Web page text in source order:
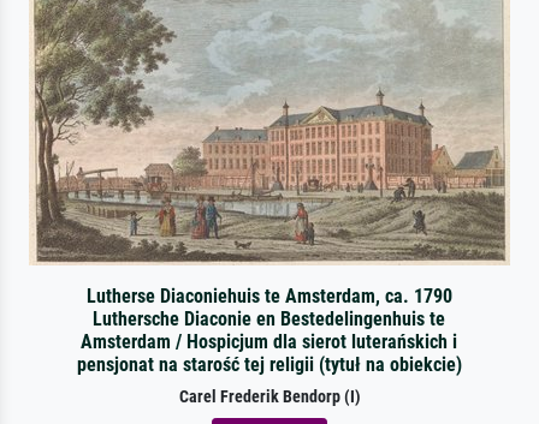
Lutherse Diaconiehuis te Amsterdam, ca. 1790
Luthersche Diaconie en Bestedelingenhuis te
Amsterdam / Hospicjum dla sierot luterańskich i
pensjonat na starość tej religii (tytuł na obiekcie)
Carel Frederik Bendorp (I)